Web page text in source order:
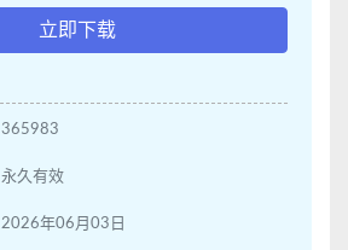
立即下载
365983
永久有效
2026年06月03日